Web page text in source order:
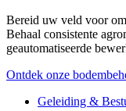
Bereid uw veld voor
Behaal consistente
geautomatiseerde
Ontdek onze
Geleiding &